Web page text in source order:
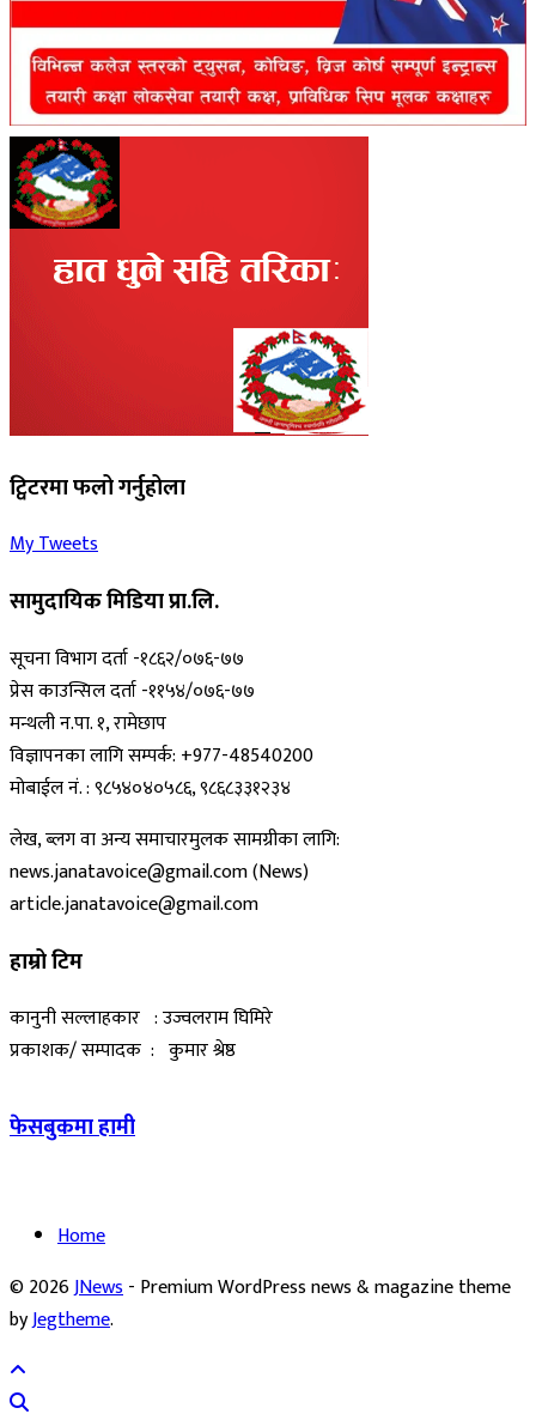
ट्विटरमा फलो गर्नुहोला
My Tweets
सामुदायिक मिडिया प्रा.लि.
सूचना विभाग दर्ता -१८६२/०७६-७७
प्रेस काउन्सिल दर्ता -११५४/०७६-७७
मन्थली न.पा. १, रामेछाप
विज्ञापनका लागि सम्पर्क: +977-48540200
मोबाईल नं. : ९८५४०४०५८६, ९८६८३३१२३४
लेख, ब्लग वा अन्य समाचारमुलक सामग्रीका लागि:
news.janatavoice@gmail.com (News)
article.janatavoice@gmail.com
हाम्रो टिम
कानुनी सल्लाहकार : उज्वलराम घिमिरे
प्रकाशक/ सम्पादक : कुमार श्रेष्ठ
फेसबुकमा हामी
Home
© 2026JNews- Premium WordPress news & magazine theme
byJegtheme.